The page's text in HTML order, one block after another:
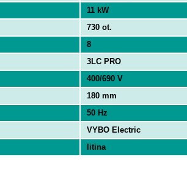
11 kW
730 ot.
8
3LC PRO
400/690 V
180 mm
50 Hz
VYBO Electric
litina